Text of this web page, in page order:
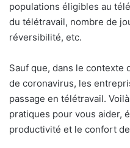
populations éligibles au
du télétravail, nombre de
réversibilité, etc.
Sauf que, dans le contexte
de coronavirus, les
passage en télétravail.
pratiques pour vous aider,
productivité et le confort